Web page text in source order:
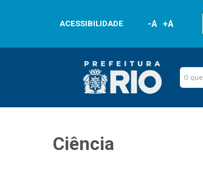
ACESSIBILIDADE -A +A
Ciência